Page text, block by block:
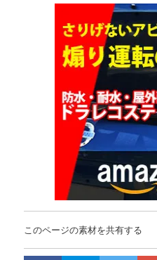
このページの素材を共有する